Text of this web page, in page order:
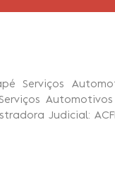
Serviços
Judicial: